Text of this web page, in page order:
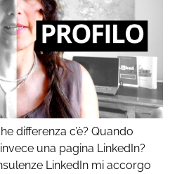
differenza c’è? Quando
una pagina LinkedIn?
LinkedIn mi accorgo